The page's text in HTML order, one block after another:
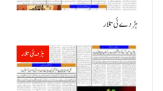
ہڑدے ئی تلار
ہڑدیئی تلار